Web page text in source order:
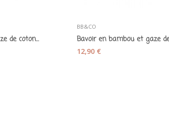
Bavoir en bambou et gaze de coton marsala - BB&CO
BB&CO
12,90 €